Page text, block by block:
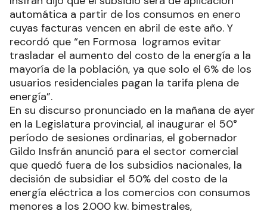
automática a partir de los consumos en enero
cuyas facturas vencen en abril de este año. Y
recordó que “en Formosa logramos evitar
trasladar el aumento del costo de la energía a la
mayoría de la población, ya que solo el 6% de los
usuarios residenciales pagan la tarifa plena de
energía”.
En su discurso pronunciado en la mañana de ayer
en la Legislatura provincial, al inaugurar el 50°
período de sesiones ordinarias, el gobernador
Gildo Insfrán anunció para el sector comercial
que quedó fuera de los subsidios nacionales, la
decisión de subsidiar el 50% del costo de la
energía eléctrica a los comercios con consumos
menores a los 2.000 kw. bimestrales,